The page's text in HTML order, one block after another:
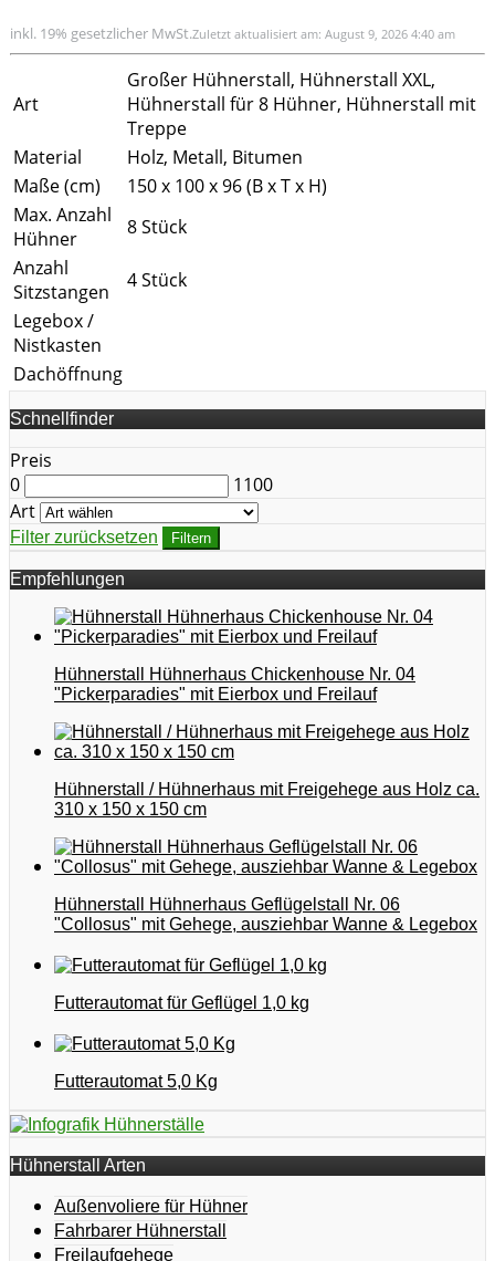
inkl. 19% gesetzlicher MwSt.Zuletzt aktualisiert am: August 9, 2026 4:40 am
Art
Großer Hühnerstall, Hühnerstall XXL,
Hühnerstall für 8 Hühner, Hühnerstall mit
Treppe
Material
Holz, Metall, Bitumen
Maße (cm)
150 x 100 x 96 (B x T x H)
Max. Anzahl
Hühner
8 Stück
Anzahl
Sitzstangen
4 Stück
Legebox /
Nistkasten
Dachöffnung
Schnellfinder
Preis
0
1100
Art
Filter zurücksetzen Filtern
Empfehlungen
Hühnerstall Hühnerhaus Chickenhouse Nr. 04
"Pickerparadies" mit Eierbox und Freilauf
Hühnerstall / Hühnerhaus mit Freigehege aus Holz ca.
310 x 150 x 150 cm
Hühnerstall Hühnerhaus Geflügelstall Nr. 06
"Collosus" mit Gehege, ausziehbar Wanne & Legebox
Futterautomat für Geflügel 1,0 kg
Futterautomat 5,0 Kg
Hühnerstall Arten
Außenvoliere für Hühner
Fahrbarer Hühnerstall
Freilaufgehege